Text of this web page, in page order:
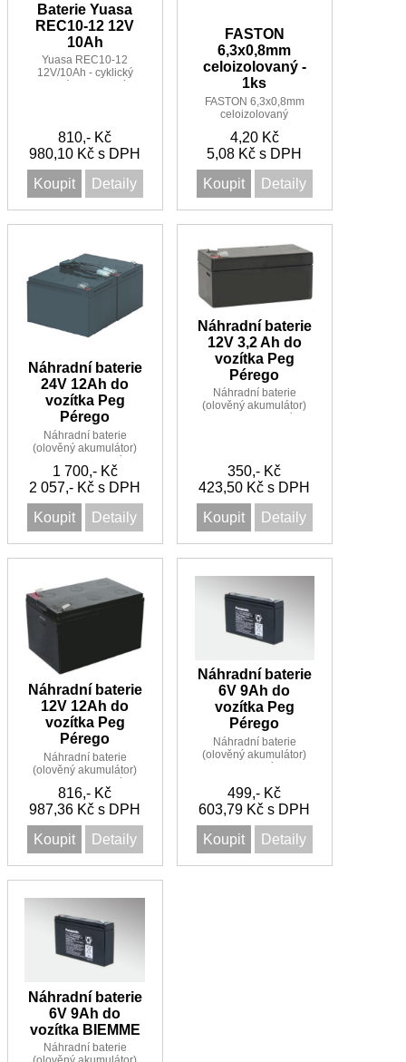
Baterie Yuasa
REC10-12 12V
10Ah
Yuasa REC10-12
12V/10Ah - cyklický
810,- Kč
980,10 Kč s DPH
Koupit
Detaily
FASTON
6,3x0,8mm
celoizolovaný -
1ks
FASTON 6,3x0,8mm
celoizolovaný
4,20 Kč
5,08 Kč s DPH
Koupit
Detaily
Náhradní baterie
24V 12Ah do
vozítka Peg
Pérego
Náhradní baterie
(olověný akumulátor)
24V 12Ah do vozítka
Peg Pérego
1 700,- Kč
2 057,- Kč s DPH
Koupit
Detaily
Náhradní baterie
12V 3,2 Ah do
vozítka Peg
Pérego
Náhradní baterie
(olověný akumulátor)
350,- Kč
423,50 Kč s DPH
Koupit
Detaily
Náhradní baterie
12V 12Ah do
vozítka Peg
Pérego
Náhradní baterie
(olověný akumulátor)
Peg Pérego
816,- Kč
987,36 Kč s DPH
Koupit
Detaily
Náhradní baterie
6V 9Ah do
vozítka Peg
Pérego
Náhradní baterie
(olověný akumulátor)
6V 9Ah do vozítka Peg
499,- Kč
603,79 Kč s DPH
Koupit
Detaily
Náhradní baterie
6V 9Ah do
vozítka BIEMME
Náhradní baterie